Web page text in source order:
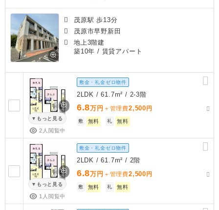
茂原駅 歩13分
茂原市早野新田
地上3階建
築10年 / 賃貸アパート
もっと見る
2人閲覧中
敷金・礼金ゼロ物件
2LDK / 61.7m² / 2-3階
6.8万円 ＋管理費2,500 円
敷 無料 礼 無料
もっと見る
1人閲覧中
敷金・礼金ゼロ物件
2LDK / 61.7m² / 2階
6.8万円 ＋管理費2,500 円
敷 無料 礼 無料